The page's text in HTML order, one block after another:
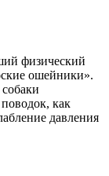
физический
ошейники».
как
давления